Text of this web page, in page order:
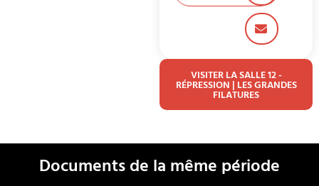
VISITER LA SALLE 12 -
RÉPRESSION | LES GRANDES
FILATURES
Documents de la même période